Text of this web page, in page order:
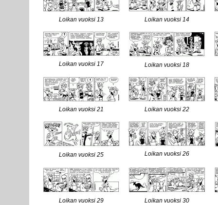
Loikan vuoksi 13 Loikan vuoksi 14
Loikan vuoksi 17 Loikan vuoksi 18
Loikan vuoksi 21 Loikan vuoksi 22
Loikan vuoksi 25 Loikan vuoksi 26
Loikan vuoksi 29 Loikan vuoksi 30